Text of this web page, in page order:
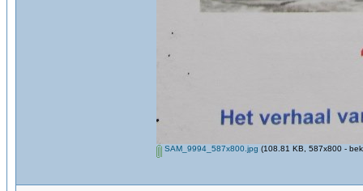
SAM_9994_587x800.jpg (108.81 KB, 587x800 -